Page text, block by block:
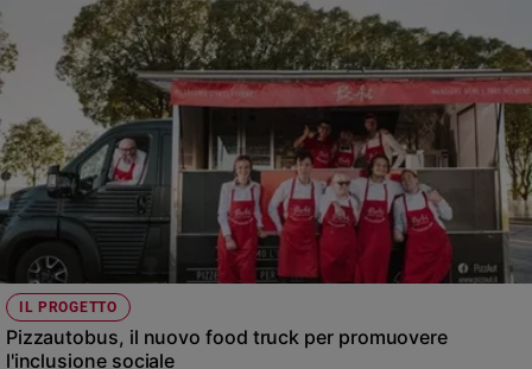
Contatti
Pubblicità
Registrati
Redazione
Social
IL PROGETTO
Pizzautobus, il nuovo food truck per promuovere
l'inclusione sociale